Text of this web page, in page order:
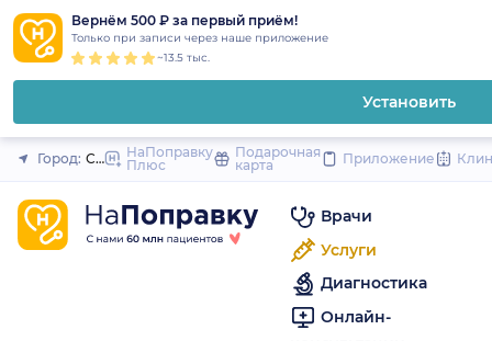
Вернём 500 ₽ за первый приём!
Только при записи через наше приложение
~13.5 тыс.
Установить
Закрыть
Город: Санкт-Петербург
НаПоправку
Плюс
Подарочная
карта
Приложение
Врачи
Услуги
Диагностика
Онлайн-